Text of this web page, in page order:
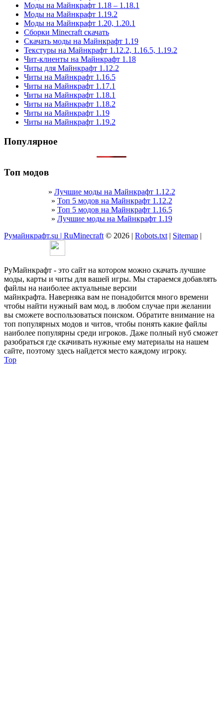
Моды на Майнкрафт 1.18 – 1.18.1
Моды на Майнкрафт 1.19.2
Моды на Майнкрафт 1.20, 1.20.1
Сборки Minecraft скачать
Скачать моды на Майнкрафт 1.19
Текстуры на Майнкрафт 1.12.2, 1.16.5, 1.19.2
Чит-клиенты на Майнкрафт 1.18
Читы для Майнкрафт 1.12.2
Читы на Майнкрафт 1.16.5
Читы на Майнкрафт 1.17.1
Читы на Майнкрафт 1.18.1
Читы на Майнкрафт 1.18.2
Читы на Майнкрафт 1.19
Читы на Майнкрафт 1.19.2
Популярное
Топ модов
» Лучшие моды на Майнкрафт 1.12.2
» Топ 5 модов на Майнкрафт 1.12.2
» Топ 5 модов на Майнкрафт 1.16.5
» Лучшие моды на Майнкрафт 1.19
Румайнкрафт.su | RuMinecraft © 2026 | Robots.txt | Sitemap |
РуМайнкрафт - это сайт на котором можно скачать лучшие
моды, карты и читы для вашей игры. Мы стараемся добавлять
файлы на наиболее актуальные версии
майнкрафта. Наверняка вам не понадобится много времени
чтобы найти нужный вам мод, в любом случае при желании
вы сможете воспользоваться поиском. Обратите внимание на
топ популярных модов и читов, чтобы понять какие файлы
наиболее популярны среди игроков. Даже полный нуб сможет
разобраться где скачивать нужные ему материалы на нашем
сайте, поэтому здесь найдется место каждому игроку.
Top